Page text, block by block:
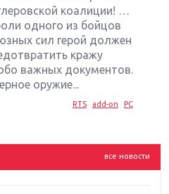
коалиции! …
одного из бойцов
сил герой должен
кражу
важных документов.
оружие...
RTS add-on PC
все новости
Nintendo, Microsoft и
Labo, South Park и
ругать